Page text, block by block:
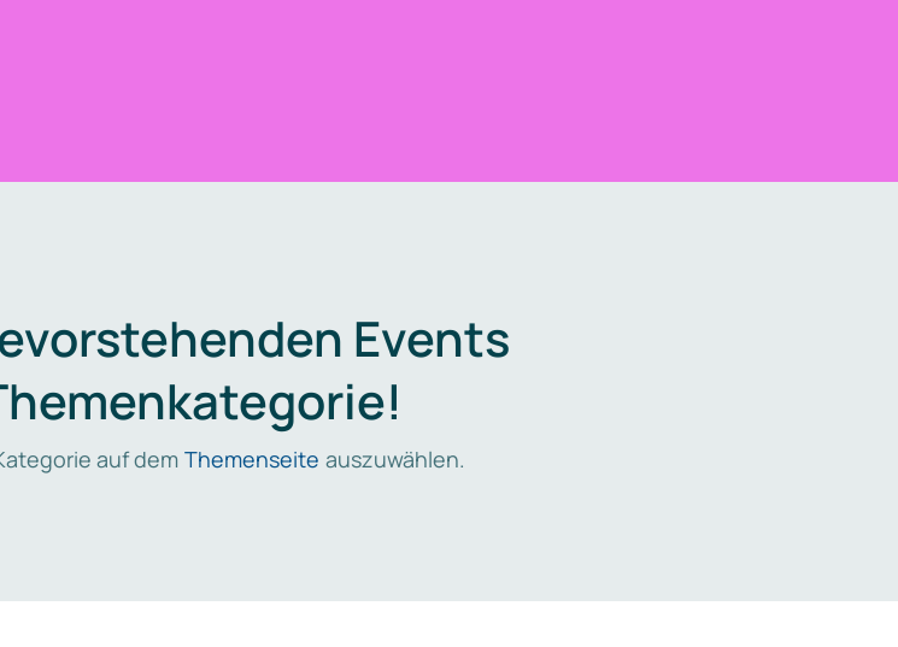
Events
auf dem Themenseite auszuwählen.